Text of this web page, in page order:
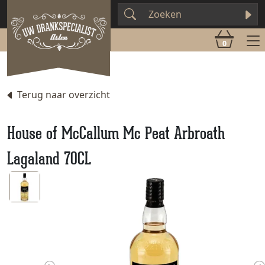
0
Terug naar overzicht
House of McCallum Mc Peat Arbroath
Lagaland 70CL